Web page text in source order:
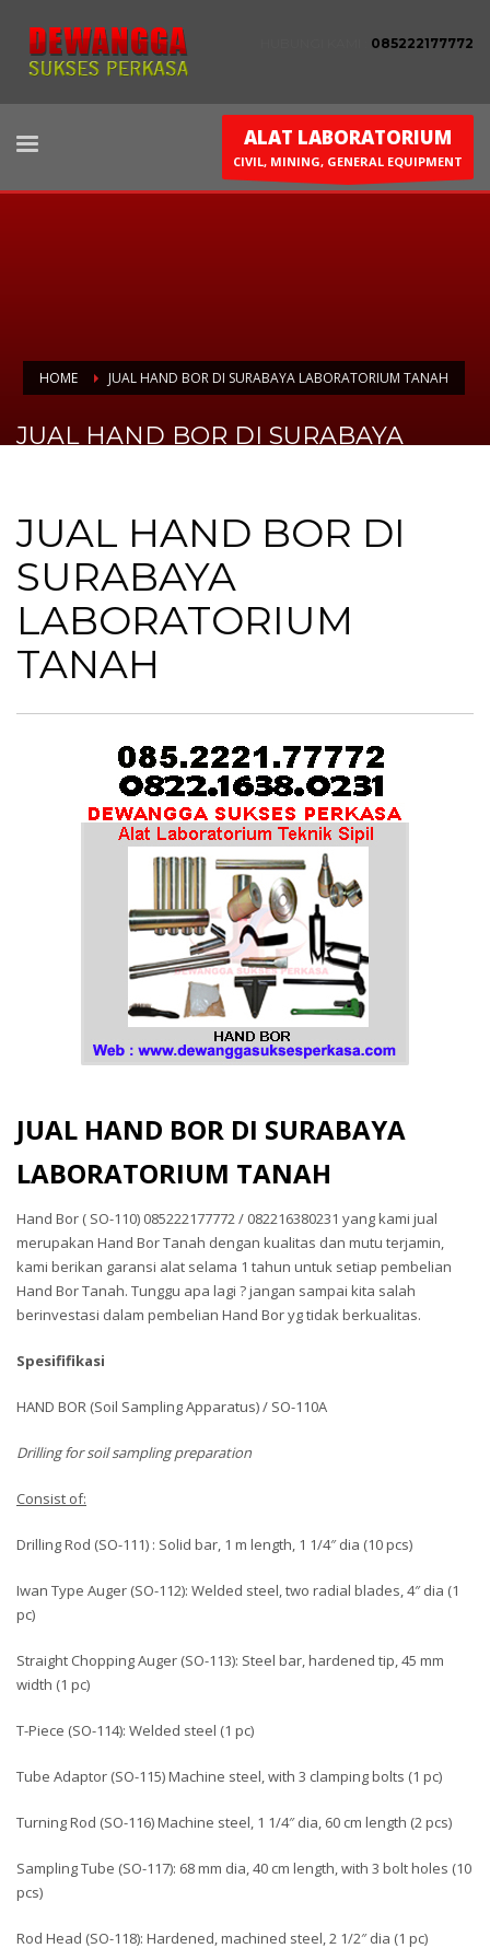
085222177772
ALAT LABORATORIUM
CIVIL, MINING, GENERAL EQUIPMENT
HOME JUAL HAND BOR DI SURABAYA LABORATORIUM TANAH
JUAL HAND BOR DI SURABAYA
JUAL HAND BOR DI
SURABAYA
LABORATORIUM
TANAH
JUAL HAND BOR DI SURABAYA
LABORATORIUM TANAH
Hand Bor ( SO-110) 085222177772 / 082216380231 yang kami jual
merupakan Hand Bor Tanah dengan kualitas dan mutu terjamin,
kami berikan garansi alat selama 1 tahun untuk setiap pembelian
Hand Bor Tanah. Tunggu apa lagi ? jangan sampai kita salah
berinvestasi dalam pembelian Hand Bor yg tidak berkualitas.
Spesififikasi
HAND BOR (Soil Sampling Apparatus) / SO-110A
Drilling for soil sampling preparation
Consist of:
Drilling Rod (SO-111) : Solid bar, 1 m length, 1 1/4″ dia (10 pcs)
Iwan Type Auger (SO-112): Welded steel, two radial blades, 4″ dia (1
pc)
Straight Chopping Auger (SO-113): Steel bar, hardened tip, 45 mm
width (1 pc)
T-Piece (SO-114): Welded steel (1 pc)
Tube Adaptor (SO-115) Machine steel, with 3 clamping bolts (1 pc)
Turning Rod (SO-116) Machine steel, 1 1/4″ dia, 60 cm length (2 pcs)
Sampling Tube (SO-117): 68 mm dia, 40 cm length, with 3 bolt holes (10
pcs)
Rod Head (SO-118): Hardened, machined steel, 2 1/2″ dia (1 pc)